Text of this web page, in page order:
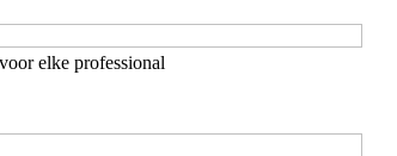
elke professional